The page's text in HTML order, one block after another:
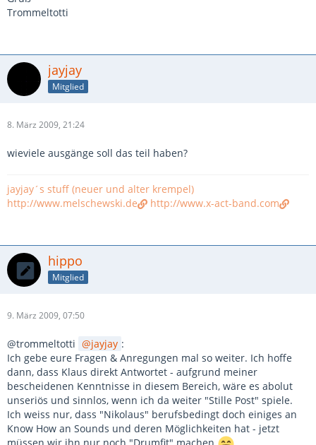
Trommeltotti
jayjay
Mitglied
8. März 2009, 21:24
wieviele ausgänge soll das teil haben?
jayjay´s stuff (neuer und alter krempel)
http://www.melschewski.de
http://www.x-act-band.com
hippo
Mitglied
9. März 2009, 07:50
@trommeltotti jayjay :
Ich gebe eure Fragen & Anregungen mal so weiter. Ich hoffe
dann, dass Klaus direkt Antwortet - aufgrund meiner
bescheidenen Kenntnisse in diesem Bereich, wäre es abolut
unseriös und sinnlos, wenn ich da weiter "Stille Post" spiele.
Ich weiss nur, dass "Nikolaus" berufsbedingt doch einiges an
Know How an Sounds und deren Möglichkeiten hat - jetzt